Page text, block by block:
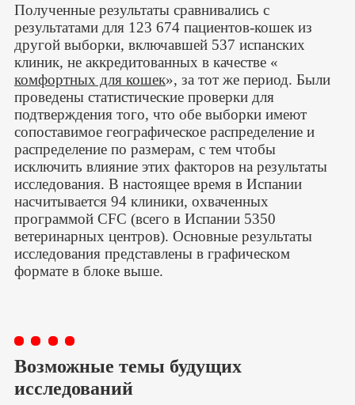
Полученные результаты сравнивались с
результатами для 123 674 пациентов-кошек из
другой выборки, включавшей 537 испанских
клиник, не аккредитованных в качестве «
комфортных для кошек», за тот же период. Были
проведены статистические проверки для
подтверждения того, что обе выборки имеют
сопоставимое географическое распределение и
распределение по размерам, с тем чтобы
исключить влияние этих факторов на результаты
исследования. В настоящее время в Испании
насчитывается 94 клиники, охваченных
программой CFC (всего в Испании 5350
ветеринарных центров). Основные результаты
исследования представлены в графическом
формате в блоке выше.
Возможные темы будущих
исследований